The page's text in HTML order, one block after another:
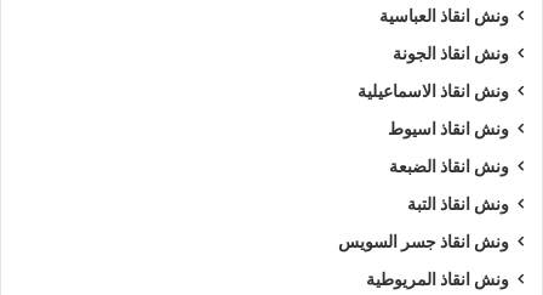
ونش انقاذ العباسية
ونش انقاذ الجونة
ونش انقاذ الاسماعيلية
ونش انقاذ اسيوط
ونش انقاذ الضبعة
ونش انقاذ التبة
ونش انقاذ جسر السويس
ونش انقاذ المريوطية